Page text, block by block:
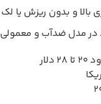
بالا و بدون ریزش یا لک
در مدل ضدآب و معمولی
دلار